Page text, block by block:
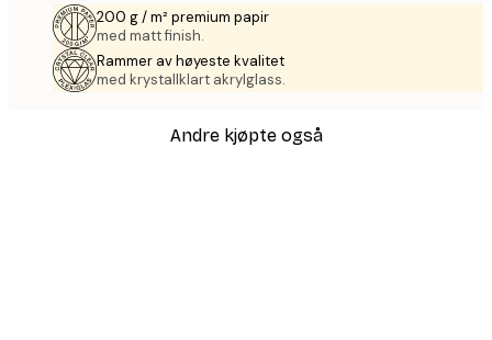
200 g / m² premium papir
med matt finish.
Rammer av høyeste kvalitet
med krystallklart akrylglass.
Andre kjøpte også